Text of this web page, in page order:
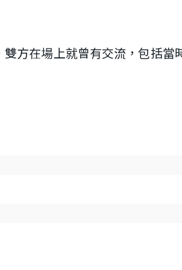
方在場上就曾有交流，包括當